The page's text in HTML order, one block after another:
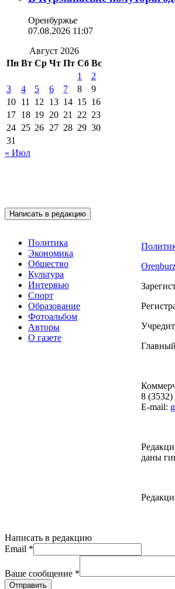
Оренбуржье
07.08.2026 11:07
Август 2026
Пн Вт Ср Чт Пт Сб Вс
1
2
3
4 5 6 7 8
9
10 11 12 13 14 15 16
17 18 19 20 21 22 23
24 25 26 27 28 29 30
31
« Июл
Написать в редакцию
Политика
Экономика
Общество
Культура
Интервью
Спорт
Образование
Фотоальбом
Авторы
О газете
8
E-mail:
даны
Написать в редакцию
Email *
Ваше сообщение *
Отправить